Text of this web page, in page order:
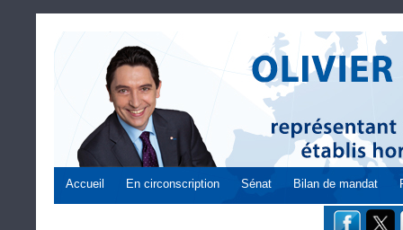
Accueil En circonscription Sénat Bilan de mandat